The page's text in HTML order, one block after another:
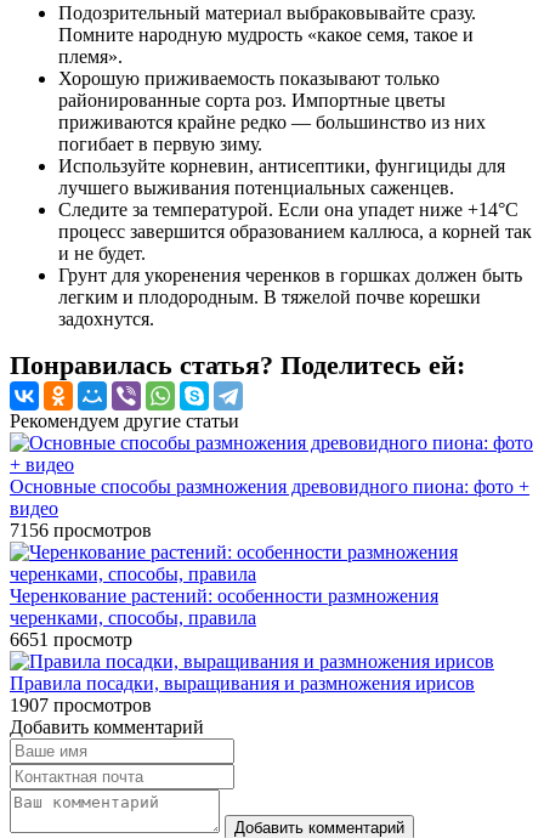
Подозрительный материал выбраковывайте сразу.
Помните народную мудрость «какое семя, такое и
племя».
Хорошую приживаемость показывают только
районированные сорта роз. Импортные цветы
приживаются крайне редко — большинство из них
погибает в первую зиму.
Используйте корневин, антисептики, фунгициды для
лучшего выживания потенциальных саженцев.
Следите за температурой. Если она упадет ниже +14°C
процесс завершится образованием каллюса, а корней так
и не будет.
Грунт для укоренения черенков в горшках должен быть
легким и плодородным. В тяжелой почве корешки
задохнутся.
Понравилась статья? Поделитесь ей:
Рекомендуем другие статьи
Основные способы размножения древовидного пиона: фото +
видео
7156 просмотров
Черенкование растений: особенности размножения
черенками, способы, правила
6651 просмотр
Правила посадки, выращивания и размножения ирисов
1907 просмотров
Добавить комментарий